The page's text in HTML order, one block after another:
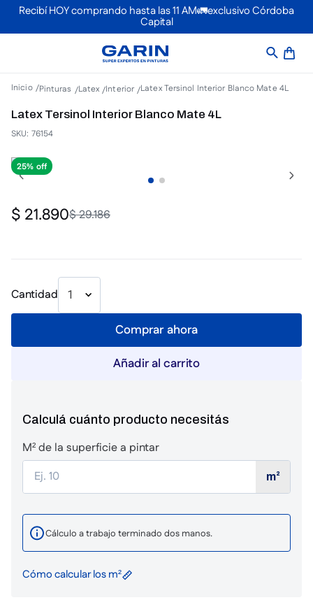
Recibí HOY comprando hasta las 11 AM🚛exclusivo Córdoba
Capital
Pinturas Latex Interior Latex Tersinol Interior Blanco Mate 4L
Latex Tersinol Interior Blanco Mate 4L
SKU: 76154
25%
$29.186
$ 21.890
Cantidad 1
Comprar ahora
Añadir al carrito
Calculá cuánto producto necesitás
M² de la superficie a pintar
m²
Cálculo a trabajo terminado dos manos.
Cómo calcular los m²